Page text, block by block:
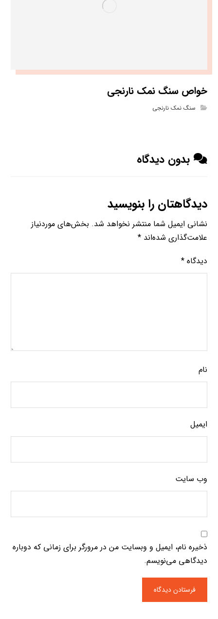
خواص سنگ نمک نارنجی
سنگ نمک نارنجی
بدون دیدگاه
دیدگاهتان را بنویسید
نشانی ایمیل شما منتشر نخواهد شد. بخش‌های موردنیاز
علامت‌گذاری شده‌اند*
دیدگاه*
نام
ایمیل
وب‌ سایت
ذخیره نام، ایمیل و وبسایت من در مرورگر برای زمانی که دوباره
دیدگاهی می‌نویسم.